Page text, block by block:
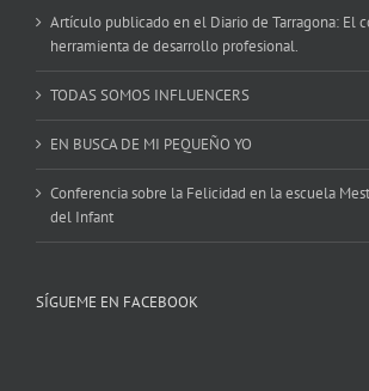
Artículo publicado en el Diario de Tarragona: El
herramienta de desarrollo profesional.
TODAS SOMOS INFLUENCERS
EN BUSCA DE MI PEQUEÑO YO
Conferencia sobre la Felicidad en la escuela
del Infant
SÍGUEME EN FACEBOOK